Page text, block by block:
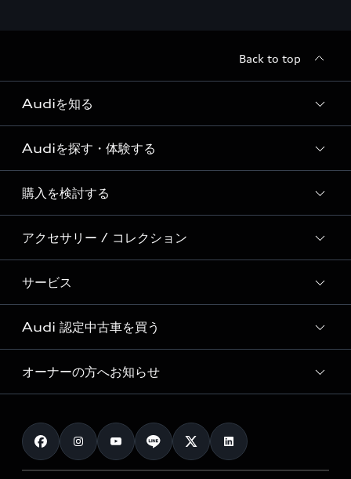
Back to top
Audiを知る
Audi ブランド
Story of Progress
Audi Sport
Formula 1®
デジタルサービス
Audiを探す・体験する
ディーラー検索
新車在庫検索
試乗車・展示車検索
見積り依頼
試乗予約
購入を検討する
モデル一覧
特別仕様モデル / 限定モデル
e-tronラインアップ
価格シミュレーション
車両比較
カタログ一覧
アクセサリー / コレクション
純正アクセサリー
オンラインショップ
Audi collection
アウディナビアプリ
サービス
サービス入庫予約
サービスプログラム
メンテナンス
車検 / 定期点検
e-tronアフターサポート
Audi 認定中古車を買う
Audi認定中古車
クオリティ
保証
オーナーの方へお知らせ
お知らせ
オーナー様向けキャンペーン